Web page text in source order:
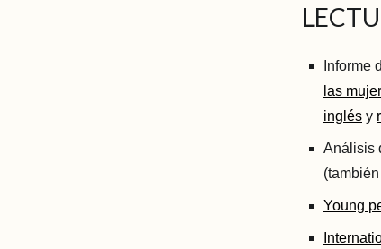
Informe
las
inglés y
Análisis
Young